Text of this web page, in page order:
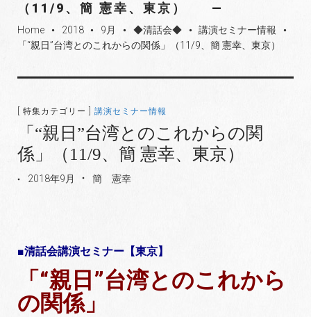
（11/9、簡 憲幸、東京）
Home fiber_manual_record 2018 fiber_manual_record 9月 fiber_manual_record ◆清話会◆ fiber_manual_record 講演セミナー情報 fiber_manual_record
「“親日”台湾とのこれからの関係」（11/9、簡 憲幸、東京）
[ 特集カテゴリー ] 講演セミナー情報
「“親日”台湾とのこれからの関
係」（11/9、簡 憲幸、東京）
2018年9月 簡 憲幸
■清話会講演セミナー【東京】
「“親日”台湾とのこれから
の関係」